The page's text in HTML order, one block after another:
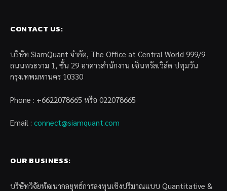
CONTACT US:
บริษัท SiamQuant จำกัด, The Office at Central World 999/9
ถนนพระราม 1, ชั้น 29 อาคารสำนักงาน เซ็นทรัลเวิล์ด ปทุมวัน
กรุงเทพมหานคร 10330
Phone : +6622078665 หรือ 022078665
Email : connect@siamquant.com
OUR BUSINESS:
บริษัทวิจัยพัฒนากลยุทธ์การลงทุนเชิงปริมาณแบบ Quantitative &